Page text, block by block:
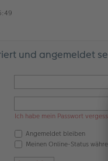
und angemeldet
Ich habe mein Passwort
Angemeldet bleiben
Meinen Online-Status